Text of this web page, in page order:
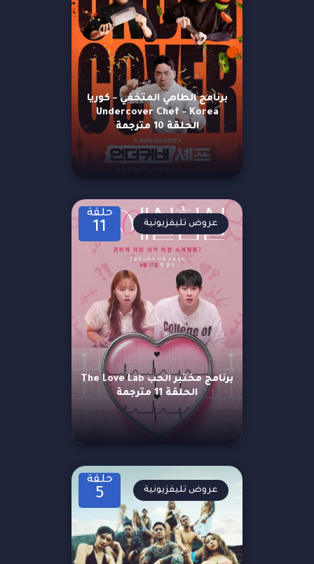
برنامج الطاهي المتخفي – كوريا
Undercover Chef – Korea
الحلقة 10 مترجمة
حلقة
11
برنامج مختبر الحب The Love Lab
الحلقة 11 مترجمة
عروض تليفزيونية
حلقة
5 عروض تليفزيونية